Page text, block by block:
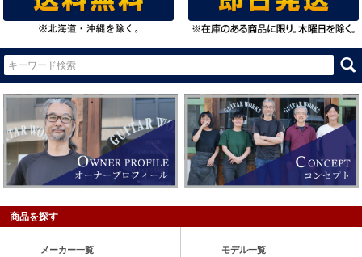
商品を探す
メーカー一覧 モデル一覧